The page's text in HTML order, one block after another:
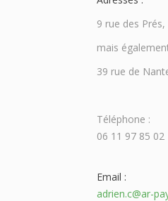
9 rue des
mais
39 rue de
Téléphone :
06 11 97 85 02
Email :
adrien.c@ar-